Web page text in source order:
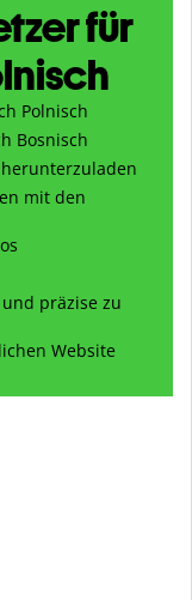
für
Polnisch
Bosnisch
mit den
präzise zu
Website